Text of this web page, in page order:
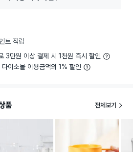
트 적립
3만원 이상 결제 시 1천원 즉시 할인
이소몰 이용금액의 1% 할인
품 전체보기